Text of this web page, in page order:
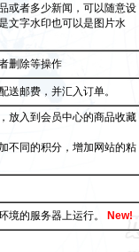
或者多少新闻，可以随意设
文字水印也可以是图片水
删除等操作
送邮费，并汇入订单。
放入到会员中心的商品收藏
不同的积分，增加网站的粘
境的服务器上运行。 New!